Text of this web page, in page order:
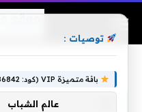
توصيات :
باقة متميزة VIP (كود: AA86842):
عالم الشباب